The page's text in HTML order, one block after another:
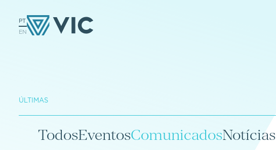
PT
EN
ÚLTIMAS
TodosEventosComunicadosNotícias